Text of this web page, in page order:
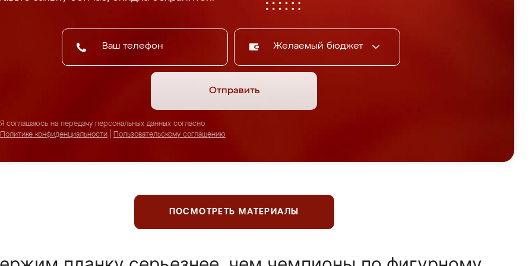
Желаемый бюджет
Отправить
Я соглашаюсь на передачу персональных данных согласно
Политике конфиденциальности
Пользовательскому соглашению
ПОСМОТРЕТЬ МАТЕРИАЛЫ